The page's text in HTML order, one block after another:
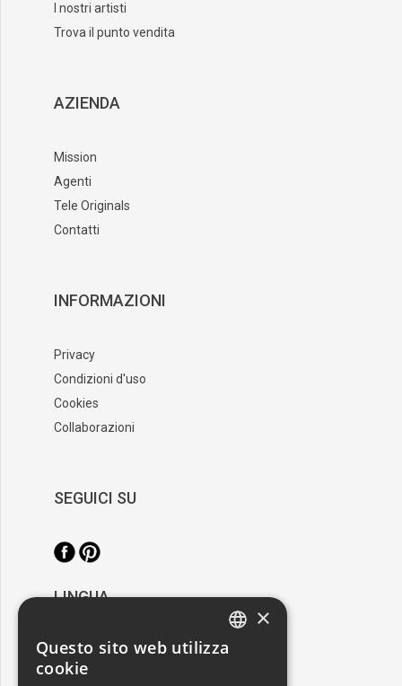
I nostri artisti
Trova il punto vendita
AZIENDA
Mission
Agenti
Tele Originals
Contatti
INFORMAZIONI
Privacy
Condizioni d'uso
Cookies
Collaborazioni
SEGUICI SU
LINGUA
×
Questo sito web utilizza
cookie